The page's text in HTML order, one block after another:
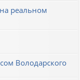
реальном
Володарского